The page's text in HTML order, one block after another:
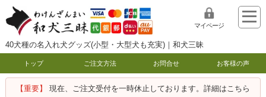
40犬種の名入れ犬グッズ(小型・大型犬も充実)｜和犬三昧
マイページ
トップ ご注文方法 お問合せ お客様の声
【重要】 現在、ご注文受付を一時休止しております。詳細はこちら